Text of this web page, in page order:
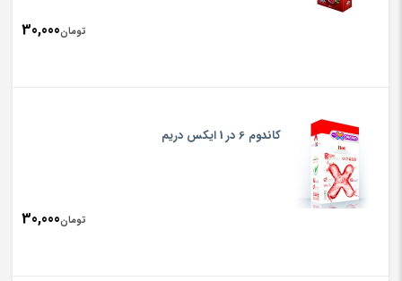
تومان30,000
کاندوم 6 در 1 ایکس دریم
تومان30,000